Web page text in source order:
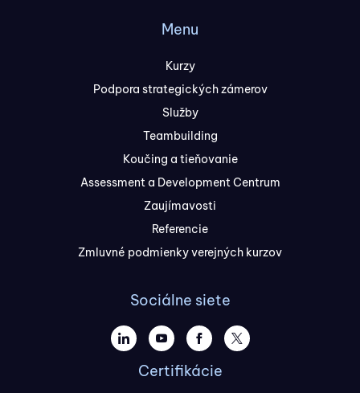
Menu
Kurzy
Podpora strategických zámerov
Služby
Teambuilding
Koučing a tieňovanie
Assessment a Development Centrum
Zaujímavosti
Referencie
Zmluvné podmienky verejných kurzov
Sociálne siete
Certifikácie